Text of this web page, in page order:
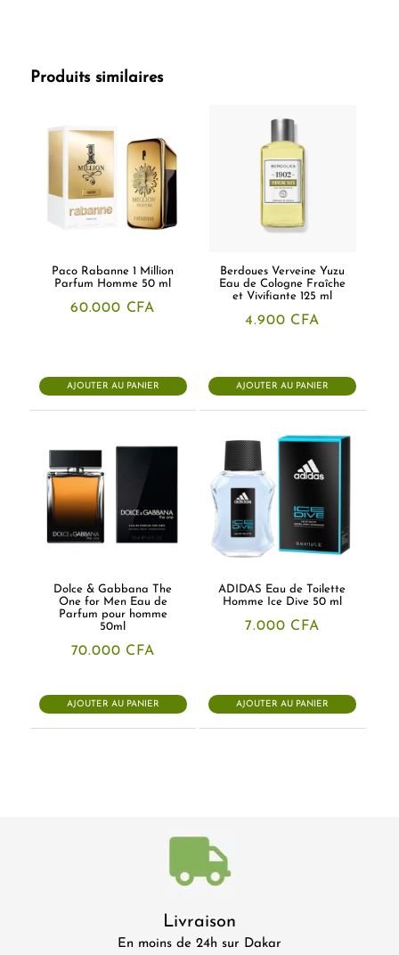
Produits similaires
Paco Rabanne 1 Million
Parfum Homme 50 ml
60.000 CFA
AJOUTER AU PANIER
Berdoues Verveine Yuzu
Eau de Cologne Fraîche
et Vivifiante 125 ml
4.900 CFA
AJOUTER AU PANIER
Dolce & Gabbana The
One for Men Eau de
Parfum pour homme
50ml
70.000 CFA
AJOUTER AU PANIER
ADIDAS Eau de Toilette
Homme Ice Dive 50 ml
7.000 CFA
AJOUTER AU PANIER
Livraison
En moins de 24h sur Dakar